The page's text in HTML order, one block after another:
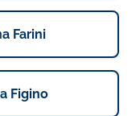
Farini
Figino